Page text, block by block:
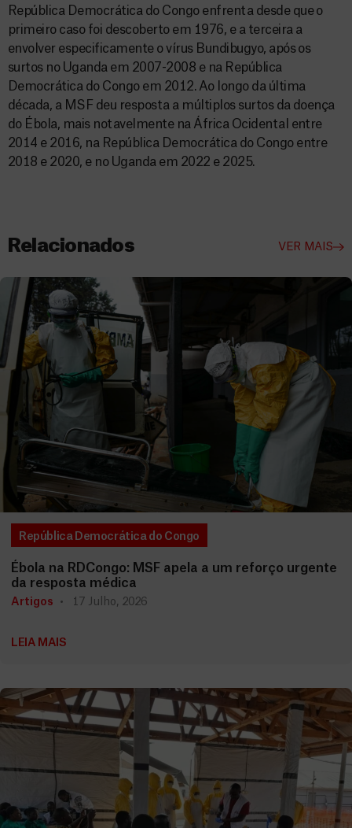
República Democrática do Congo enfrenta desde que o
primeiro caso foi descoberto em 1976, e a terceira a
envolver especificamente o vírus Bundibugyo, após os
surtos no Uganda em 2007-2008 e na República
Democrática do Congo em 2012. Ao longo da última
década, a MSF deu resposta a múltiplos surtos da doença
do Ébola, mais notavelmente na África Ocidental entre
2014 e 2016, na República Democrática do Congo entre
2018 e 2020, e no Uganda em 2022 e 2025.
Relacionados VER MAIS
República Democrática do Congo
Ébola na RDCongo: MSF apela a um reforço urgente
da resposta médica
Artigos 17 Julho, 2026
LEIA MAIS